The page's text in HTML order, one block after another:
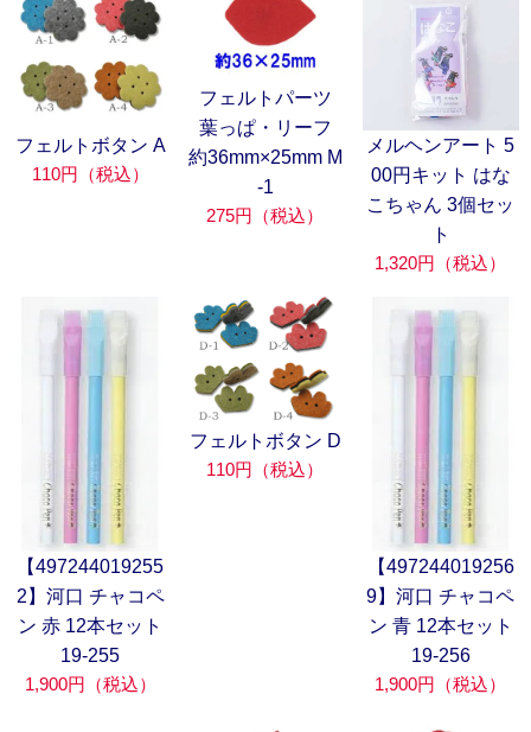
フェルトボタン A
110円（税込）
フェルトパーツ
葉っぱ・リーフ
約36mm×25mm M
-1
275円（税込）
メルヘンアート 5
00円キット はな
こちゃん 3個セッ
ト
1,320円（税込）
【497244019255
2】河口 チャコペ
ン 赤 12本セット
19-255
1,900円（税込）
フェルトボタン D
110円（税込）
【497244019256
9】河口 チャコペ
ン 青 12本セット
19-256
1,900円（税込）